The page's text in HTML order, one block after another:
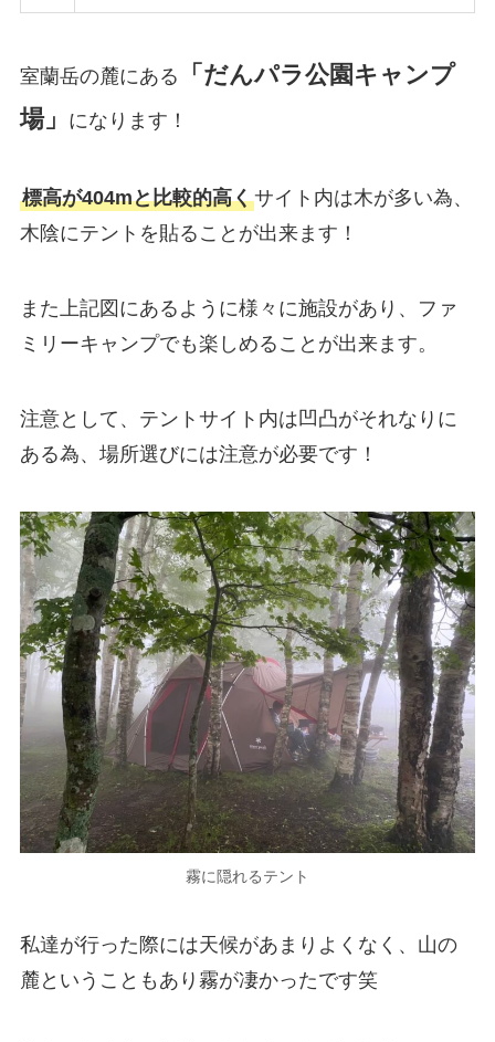
室蘭岳の麓にある
「だんパラ公園キャンプ
場」
になります！
標高が404mと比較的高くサイト内は木が多い為、
木陰にテントを貼ることが出来ます！
また上記図にあるように様々に施設があり、ファ
ミリーキャンプでも楽しめることが出来ます。
注意として、テントサイト内は凹凸がそれなりに
ある為、場所選びには注意が必要です！
霧に隠れるテント
私達が行った際には天候があまりよくなく、山の
麓ということもあり霧が凄かったです笑